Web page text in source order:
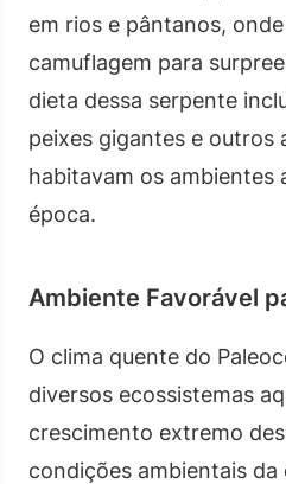
em rios e pântanos,
camuflagem para
dieta dessa serpente
peixes gigantes e outros
habitavam os ambientes
época.
Ambiente Favorável
O clima quente do
diversos ecossistemas
crescimento extremo
condições ambientais da